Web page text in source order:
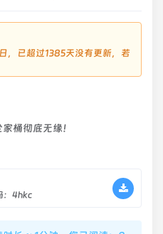
，已超过1385天没有更新，若
桶彻底无缘！
：4hkc